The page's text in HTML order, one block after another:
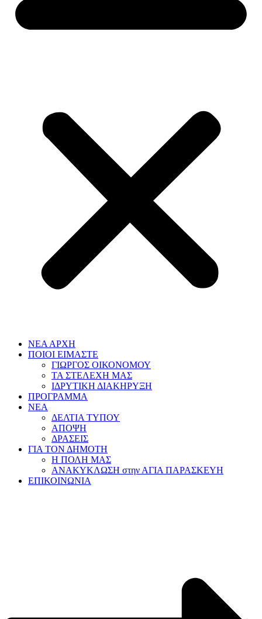
ΝΕΑ ΑΡΧΗ
ΠΟΙΟΙ ΕΙΜΑΣΤΕ
ΓΙΩΡΓΟΣ ΟΙΚΟΝΟΜΟΥ
ΤΑ ΣΤΕΛΕΧΗ ΜΑΣ
ΙΔΡΥΤΙΚΗ ΔΙΑΚΗΡΥΞΗ
ΠΡΟΓΡΑΜΜΑ
ΝΕΑ
ΔΕΛΤΙΑ ΤΥΠΟΥ
ΑΠΟΨΗ
ΔΡΑΣΕΙΣ
ΓΙΑ ΤΟΝ ΔΗΜΟΤΗ
Η ΠΟΛΗ ΜΑΣ
ΑΝΑΚΥΚΛΩΣΗ στην ΑΓΙΑ ΠΑΡΑΣΚΕΥΗ
ΕΠΙΚΟΙΝΩΝΙΑ